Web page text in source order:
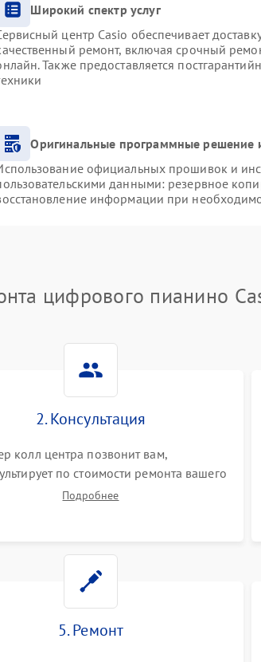
Широкий спектр услуг
центр Casio обеспечивает
ремонт, включая срочный
Также предоставляется
Оригинальные программные решение
официальных прошивок и
данными: резервное
информации при
цифрового пианино
2. Консультация
колл центра позвонит вам,
по стоимости ремонта вашего
пианино а также ответит на все
Подробнее
5. Ремонт